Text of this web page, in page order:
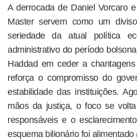
A derrocada de Daniel Vorcaro
Master servem como um
seriedade da atual política
administrativo do período
Haddad em ceder a
reforça o compromisso do
estabilidade das instituições.
mãos da justiça, o foco se
responsáveis e o
esquema bilionário foi alimentado